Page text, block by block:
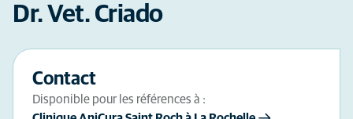
Dr. Vet. Criado
Contact
Disponible pour les références à :